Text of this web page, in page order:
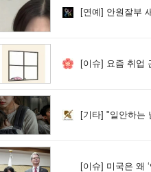
[연예] 안원잘부
[이슈] 요즘 취업
[기타] "일안하는
[이슈] 미국은 왜 ‘